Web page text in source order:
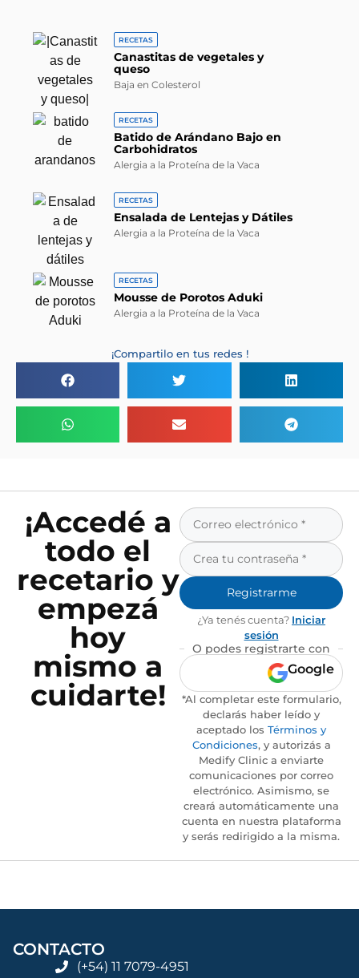
RECETAS
Canastitas de vegetales y
queso
Baja en Colesterol
RECETAS
Batido de Arándano Bajo en
Carbohidratos
Alergia a la Proteína de la Vaca
RECETAS
Ensalada de Lentejas y Dátiles
Alergia a la Proteína de la Vaca
RECETAS
Mousse de Porotos Aduki
Alergia a la Proteína de la Vaca
¡Compartilo en tus redes !
¡Accedé a
todo el
recetario y
empezá
hoy
mismo a
cuidarte!
Registrarme
¿Ya tenés cuenta? Iniciar
sesión
O podes registrarte con
Google
*Al completar este formulario,
declarás haber leído y
aceptado los Términos y
Condiciones, y autorizás a
Medify Clinic a enviarte
comunicaciones por correo
electrónico. Asimismo, se
creará automáticamente una
cuenta en nuestra plataforma
y serás redirigido a la misma.
CONTACTO
(+54) 11 7079-4951